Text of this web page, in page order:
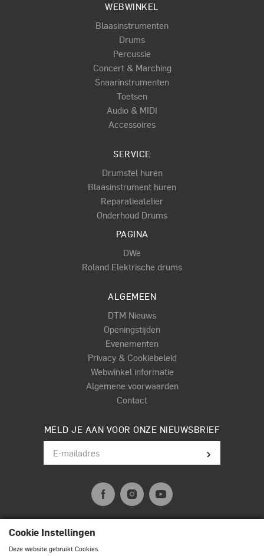
Cookie Instellingen
Deze website gebruikt Cookies.
WEBWINKEL
Blaasinstrumenten
Drums
Percussie
Concert & Marching
Snaarinstrumenten
Toetsen
Audio & MIDI
Accessoires
SERVICE
Drumstel huren
Blaasinstrument huren
Reparatieatelier
Onderhoud Drums
PAGINA
DWe
Roland Elektrische drums
ALGEMEEN
DTM Nieuws
Openingstijden
Evenementen
Privacy & Cookiebeleid
Webwinkel informatie
Algemene voorwaarden
Contact
MELD JE AAN VOOR ONZE NIEUWSBRIEF
© Terpstra Muziek Drumland 2026. All rights reserved.